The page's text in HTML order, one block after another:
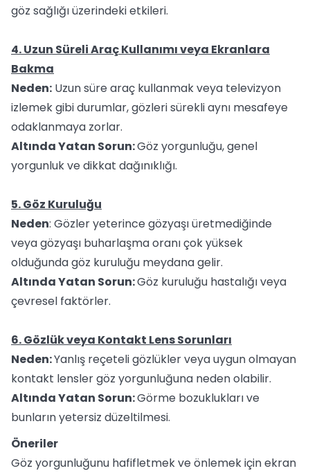
göz sağlığı üzerindeki etkileri.
4. Uzun Süreli Araç Kullanımı veya Ekranlara
Bakma
Neden: Uzun süre araç kullanmak veya televizyon
izlemek gibi durumlar, gözleri sürekli aynı mesafeye
odaklanmaya zorlar.
Altında Yatan Sorun:Göz yorgunluğu, genel
yorgunluk ve dikkat dağınıklığı.
5. Göz Kuruluğu
Neden: Gözler yeterince gözyaşı üretmediğinde
veya gözyaşı buharlaşma oranı çok yüksek
olduğunda göz kuruluğu meydana gelir.
Altında Yatan Sorun:Göz kuruluğu hastalığı veya
çevresel faktörler.
6. Gözlük veya Kontakt Lens Sorunları
Neden:Yanlış reçeteli gözlükler veya uygun olmayan
kontakt lensler göz yorgunluğuna neden olabilir.
Altında Yatan Sorun:Görme bozuklukları ve
bunların yetersiz düzeltilmesi.
Öneriler
Göz yorgunluğunu hafifletmek ve önlemek için ekran